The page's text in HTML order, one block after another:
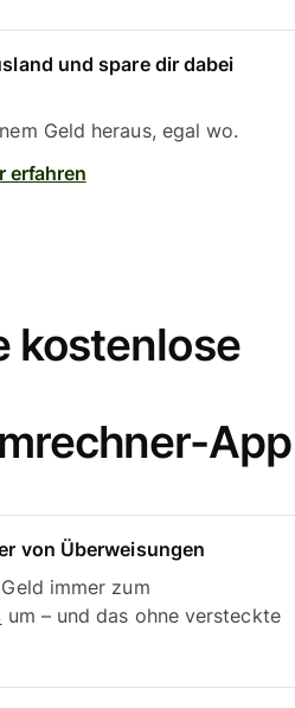
und spare dir dabei
Geld heraus, egal wo.
erfahren
kostenlose
App
von Überweisungen
immer zum
um – und das ohne versteckte